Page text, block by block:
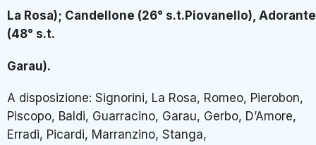
La Rosa); Candellone (26° s.t.Piovanello), Adorante
(48° s.t.
Garau).
A disposizione: Signorini, La Rosa, Romeo, Pierobon,
Piscopo, Baldi, Guarracino, Garau, Gerbo, D’Amore,
Erradi, Picardi, Marranzino, Stanga,